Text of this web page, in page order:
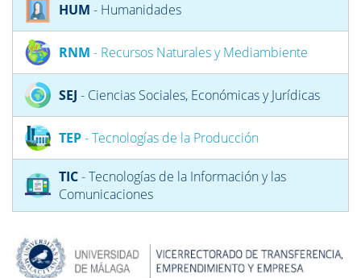
HUM - Humanidades
RNM - Recursos Naturales y Mediambiente
SEJ - Ciencias Sociales, Económicas y Jurídicas
TEP- Tecnologías de la Producción
TIC- Tecnologías de la Información y las
Comunicaciones